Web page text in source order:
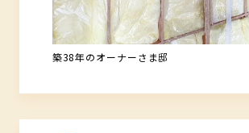
築38年のオーナーさま邸